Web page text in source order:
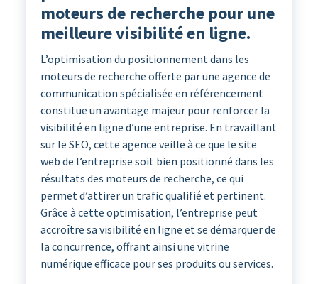
moteurs de recherche pour une
meilleure visibilité en ligne.
L’optimisation du positionnement dans les
moteurs de recherche offerte par une agence de
communication spécialisée en référencement
constitue un avantage majeur pour renforcer la
visibilité en ligne d’une entreprise. En travaillant
sur le SEO, cette agence veille à ce que le site
web de l’entreprise soit bien positionné dans les
résultats des moteurs de recherche, ce qui
permet d’attirer un trafic qualifié et pertinent.
Grâce à cette optimisation, l’entreprise peut
accroître sa visibilité en ligne et se démarquer de
la concurrence, offrant ainsi une vitrine
numérique efficace pour ses produits ou services.